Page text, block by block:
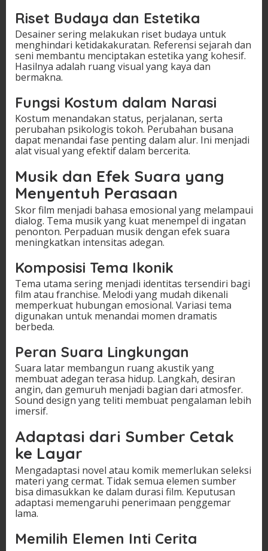
Riset Budaya dan Estetika
Desainer sering melakukan riset budaya untuk
menghindari ketidakakuratan. Referensi sejarah dan
seni membantu menciptakan estetika yang kohesif.
Hasilnya adalah ruang visual yang kaya dan
bermakna.
Fungsi Kostum dalam Narasi
Kostum menandakan status, perjalanan, serta
perubahan psikologis tokoh. Perubahan busana
dapat menandai fase penting dalam alur. Ini menjadi
alat visual yang efektif dalam bercerita.
Musik dan Efek Suara yang
Menyentuh Perasaan
Skor film menjadi bahasa emosional yang melampaui
dialog. Tema musik yang kuat menempel di ingatan
penonton. Perpaduan musik dengan efek suara
meningkatkan intensitas adegan.
Komposisi Tema Ikonik
Tema utama sering menjadi identitas tersendiri bagi
film atau franchise. Melodi yang mudah dikenali
memperkuat hubungan emosional. Variasi tema
digunakan untuk menandai momen dramatis
berbeda.
Peran Suara Lingkungan
Suara latar membangun ruang akustik yang
membuat adegan terasa hidup. Langkah, desiran
angin, dan gemuruh menjadi bagian dari atmosfer.
Sound design yang teliti membuat pengalaman lebih
imersif.
Adaptasi dari Sumber Cetak
ke Layar
Mengadaptasi novel atau komik memerlukan seleksi
materi yang cermat. Tidak semua elemen sumber
bisa dimasukkan ke dalam durasi film. Keputusan
adaptasi memengaruhi penerimaan penggemar
lama.
Memilih Elemen Inti Cerita